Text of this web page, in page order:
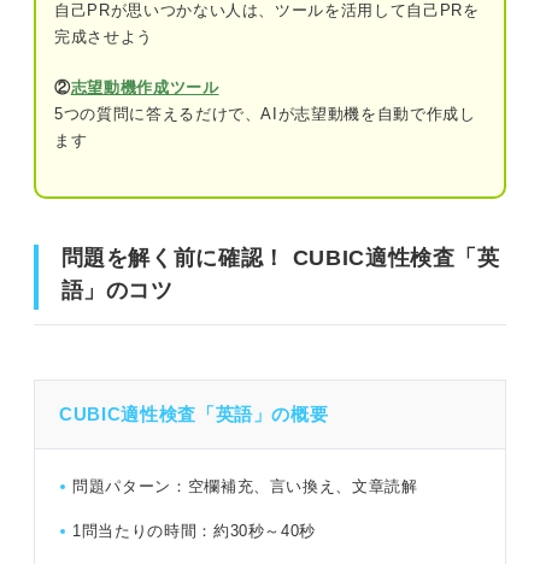
CUBIC適性検査「英語」を対策する際のポイント
自己PRが思いつかない人は、ツールを活用して自己PRを
完成させよう
②志望動機作成ツール
5つの質問に答えるだけで、AIが志望動機を自動で作成し
ます
問題を解く前に確認！ CUBIC適性検査「英
語」のコツ
CUBIC適性検査「英語」の概要
問題パターン：空欄補充、言い換え、文章読解
1問当たりの時間：約30秒～40秒
CUBIC適性検査「英語」練習問題15問｜Webテストのプ
問題1（難易度：★☆☆☆☆）